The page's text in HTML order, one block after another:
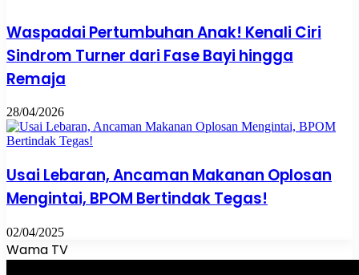
Waspadai Pertumbuhan Anak! Kenali Ciri
Sindrom Turner dari Fase Bayi hingga
Remaja
28/04/2026
Usai Lebaran, Ancaman Makanan Oplosan
Mengintai, BPOM Bertindak Tegas!
02/04/2025
Wama TV